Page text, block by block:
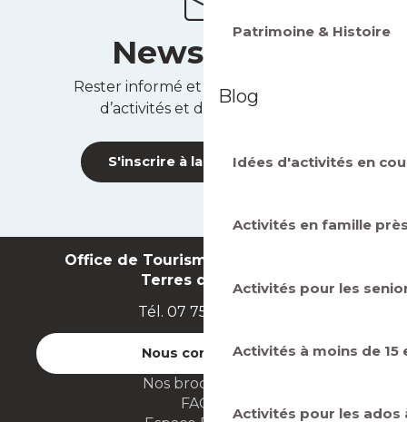
Patrimoine & Histoire
Blog
Idées d'activités en
Activités en famille
Activités pour les
Activités à moins de 15
Activités pour les ados
Newsletter
Rester informé et recevoir des idées
d’activités et des bons plans !
S'inscrire à la newsletter
Nos brochures
FAQ
Office de Tourisme Intercommunal
Terres de Seine
Tél. 07 75 71 07 49
Nous contacter